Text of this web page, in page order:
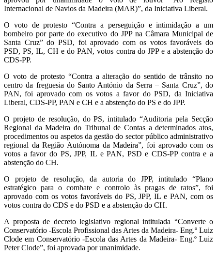
Internacional de Navios da Madeira (MAR)”, da Iniciativa Liberal.
O voto de protesto “Contra a perseguição e intimidação a um
bombeiro por parte do executivo do JPP na Câmara Municipal de
Santa Cruz” do PSD, foi aprovado com os votos favoráveis do
PSD, PS, IL, CH e do PAN, votos contra do JPP e a abstenção do
CDS-PP.
O voto de protesto “Contra a alteração do sentido de trânsito no
centro da freguesia do Santo António da Serra – Santa Cruz”, do
PAN, foi aprovado com os votos a favor do PSD, da Iniciativa
Liberal, CDS-PP, PAN e CH e a abstenção do PS e do JPP.
O projeto de resolução, do PS, intitulado “Auditoria pela Secção
Regional da Madeira do Tribunal de Contas a determinados atos,
procedimentos ou aspetos da gestão do sector público administrativo
regional da Região Autónoma da Madeira”, foi aprovado com os
votos a favor do PS, JPP, IL e PAN, PSD e CDS-PP contra e a
abstenção do CH.
O projeto de resolução, da autoria do JPP, intitulado “Plano
estratégico para o combate e controlo às pragas de ratos”, foi
aprovado com os votos favoráveis do PS, JPP, IL e PAN, com os
votos contra do CDS e do PSD e a abstenção do CH.
A proposta de decreto legislativo regional intitulada “Converte o
Conservatório -Escola Profissional das Artes da Madeira- Eng.º Luiz
Clode em Conservatório -Escola das Artes da Madeira- Eng.º Luiz
Peter Clode”, foi aprovada por unanimidade.